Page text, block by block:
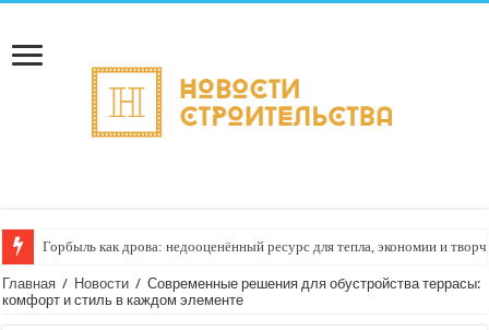
Горбыль как дрова: недооценённый ресурс для тепла, экономии и
Главная / Новости / Современные решения для обустройства террасы:
комфорт и стиль в каждом элементе